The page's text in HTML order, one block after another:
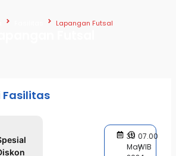
Lapangan Futsal
Fasilitas
30
May
07.00
WIB